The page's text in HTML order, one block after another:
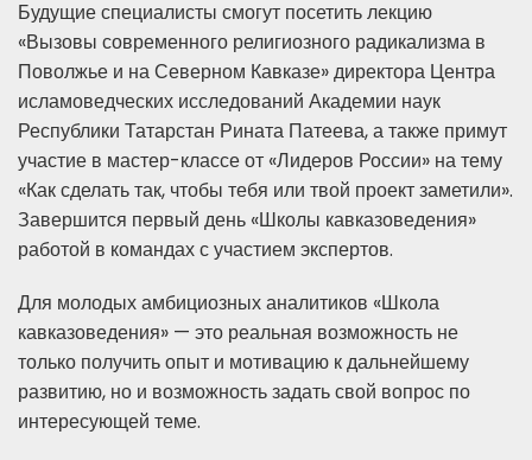
Будущие специалисты смогут посетить лекцию
«Вызовы современного религиозного радикализма в
Поволжье и на Северном Кавказе» директора Центра
исламоведческих исследований Академии наук
Республики Татарстан Рината Патеева, а также примут
участие в мастер-классе от «Лидеров России» на тему
«Как сделать так, чтобы тебя или твой проект заметили».
Завершится первый день «Школы кавказоведения»
работой в командах с участием экспертов.
Для молодых амбициозных аналитиков «Школа
кавказоведения» — это реальная возможность не
только получить опыт и мотивацию к дальнейшему
развитию, но и возможность задать свой вопрос по
интересующей теме.